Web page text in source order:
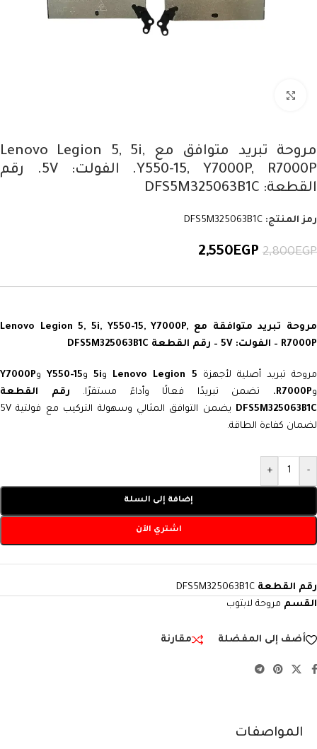
مروحة تبريد متوافق مع Lenovo Legion 5, 5i,
Y550-15, Y7000P, R7000P. الفولت: 5V. رقم
القطعة: DFS5M325063B1C
رمز المنتج: DFS5M325063B1C
2,800EGP
2,550EGP
مروحة تبريد متوافقة مع Lenovo Legion 5, 5i, Y550-15, Y7000P,
R7000P – الفولت: 5V – رقم القطعة DFS5M325063B1C
مروحة تبريد أصلية لأجهزة Lenovo Legion 5 و5iوY550-15 وY7000P
وR7000P، تضمن تبريدًا فعالًا وأداءً مستقرًا. رقم القطعة
DFS5M325063B1C
يضمن التوافق المثالي وسهولة التركيب مع فولتية 5V
لضمان كفاءة الطاقة.
-
+
إضافة إلى السلة
اشتري الآن
رقم القطعة DFS5M325063B1C
القسم مروحة لابتوب
أضف إلى المفضلة مقارنة
المواصفات